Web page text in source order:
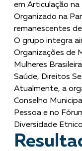
em Articulação
Organizado na
remanescentes
O grupo integra
Organizações de
Mulheres
Saúde, Direitos
Atualmente, a
Conselho
Pessoa e no
Diversidade